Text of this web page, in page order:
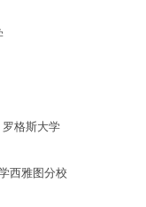
格斯大学
西雅图分校